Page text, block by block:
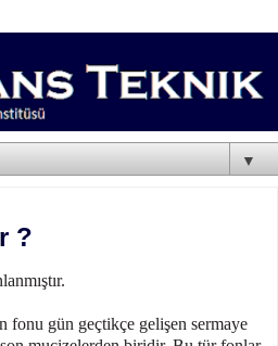
▼
?
fonu gün geçtikçe gelişen sermaye